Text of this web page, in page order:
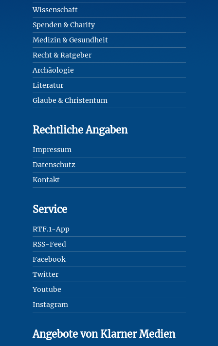
Wissenschaft
Spenden & Charity
Medizin & Gesundheit
Recht & Ratgeber
Archäologie
Literatur
Glaube & Christentum
Rechtliche Angaben
Impressum
Datenschutz
Kontakt
Service
RTF.1-App
RSS-Feed
Facebook
Twitter
Youtube
Instagram
Angebote von Klarner Medien